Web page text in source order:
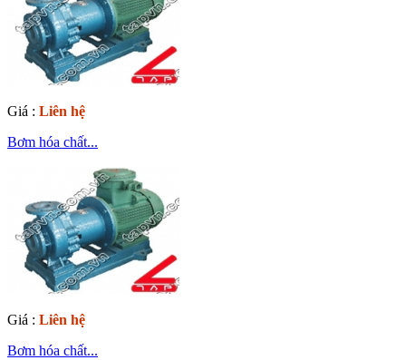
Giá : Liên hệ
Bơm hóa chất...
Giá : Liên hệ
Bơm hóa chất...